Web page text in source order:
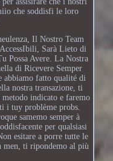
che soddisfi le loro
Il Nostro Team
Sarà Lieto di
Possa Avere. La Nostra
di Ricevere Semper
abbiamo fatto qualité di
nostra transazione, ti
indicato e faremo
i tuy problème probs.
samemo semper à
per qualsiasi
esitare a porre tutte le
men, ti ripondemo al più